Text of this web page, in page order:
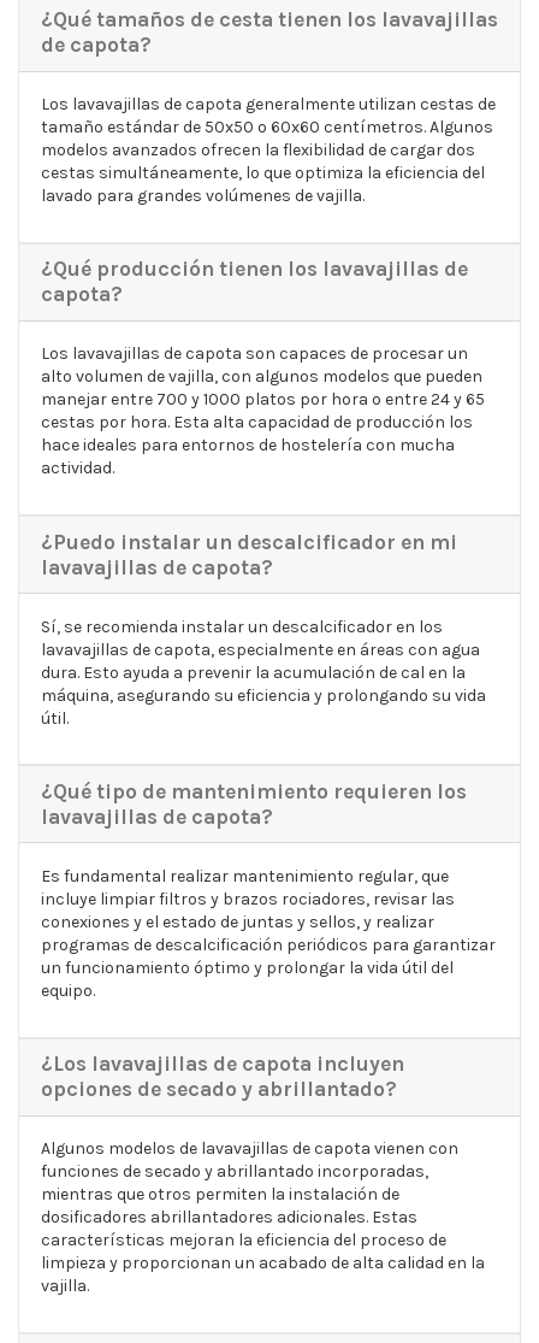
¿Qué tamaños de cesta tienen los lavavajillas
de capota?
Los lavavajillas de capota generalmente utilizan cestas de
tamaño estándar de 50x50 o 60x60 centímetros. Algunos
modelos avanzados ofrecen la flexibilidad de cargar dos
cestas simultáneamente, lo que optimiza la eficiencia del
lavado para grandes volúmenes de vajilla.
¿Qué producción tienen los lavavajillas de
capota?
Los lavavajillas de capota son capaces de procesar un
alto volumen de vajilla, con algunos modelos que pueden
manejar entre 700 y 1000 platos por hora o entre 24 y 65
cestas por hora. Esta alta capacidad de producción los
hace ideales para entornos de hostelería con mucha
actividad.
¿Puedo instalar un descalcificador en mi
lavavajillas de capota?
Sí, se recomienda instalar un descalcificador en los
lavavajillas de capota, especialmente en áreas con agua
dura. Esto ayuda a prevenir la acumulación de cal en la
máquina, asegurando su eficiencia y prolongando su vida
útil.
¿Qué tipo de mantenimiento requieren los
lavavajillas de capota?
Es fundamental realizar mantenimiento regular, que
incluye limpiar filtros y brazos rociadores, revisar las
conexiones y el estado de juntas y sellos, y realizar
programas de descalcificación periódicos para garantizar
un funcionamiento óptimo y prolongar la vida útil del
equipo.
¿Los lavavajillas de capota incluyen
opciones de secado y abrillantado?
Algunos modelos de lavavajillas de capota vienen con
funciones de secado y abrillantado incorporadas,
mientras que otros permiten la instalación de
dosificadores abrillantadores adicionales. Estas
características mejoran la eficiencia del proceso de
limpieza y proporcionan un acabado de alta calidad en la
vajilla.